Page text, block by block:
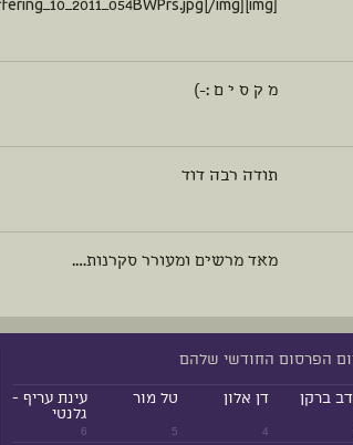
מ ק ס י ם :-)
תודה רבה דוד
מאד מרשים ומעורר סקרנות….
הפרסום החודשי שלהם
ברקן
4
דן אלון
5
טל מור
6
עינת עריף -
גלנטי